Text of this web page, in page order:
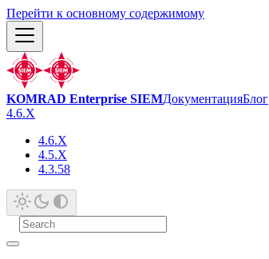
Перейти к основному содержимому
KOMRAD Enterprise SIEMДокументацияБлог
4.6.X
4.6.X
4.5.X
4.3.58